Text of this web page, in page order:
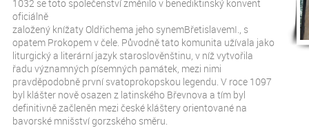
1032 se toto společenství změnilo v benediktinský konvent
oficiálně
založený knížaty Oldřichema jeho synemBřetislavemI., s
opatem Prokopem v čele. Původně tato komunita užívala jako
liturgický a literární jazyk staroslověnštinu, v níž vytvořila
řadu významných písemných památek, mezi nimi
pravděpodobně první svatoprokopskou legendu. V roce 1097
byl klášter nově osazen z latinského Břevnova a tím byl
definitivně začleněn mezi české kláštery orientované na
bavorské mnišství gorzského směru.